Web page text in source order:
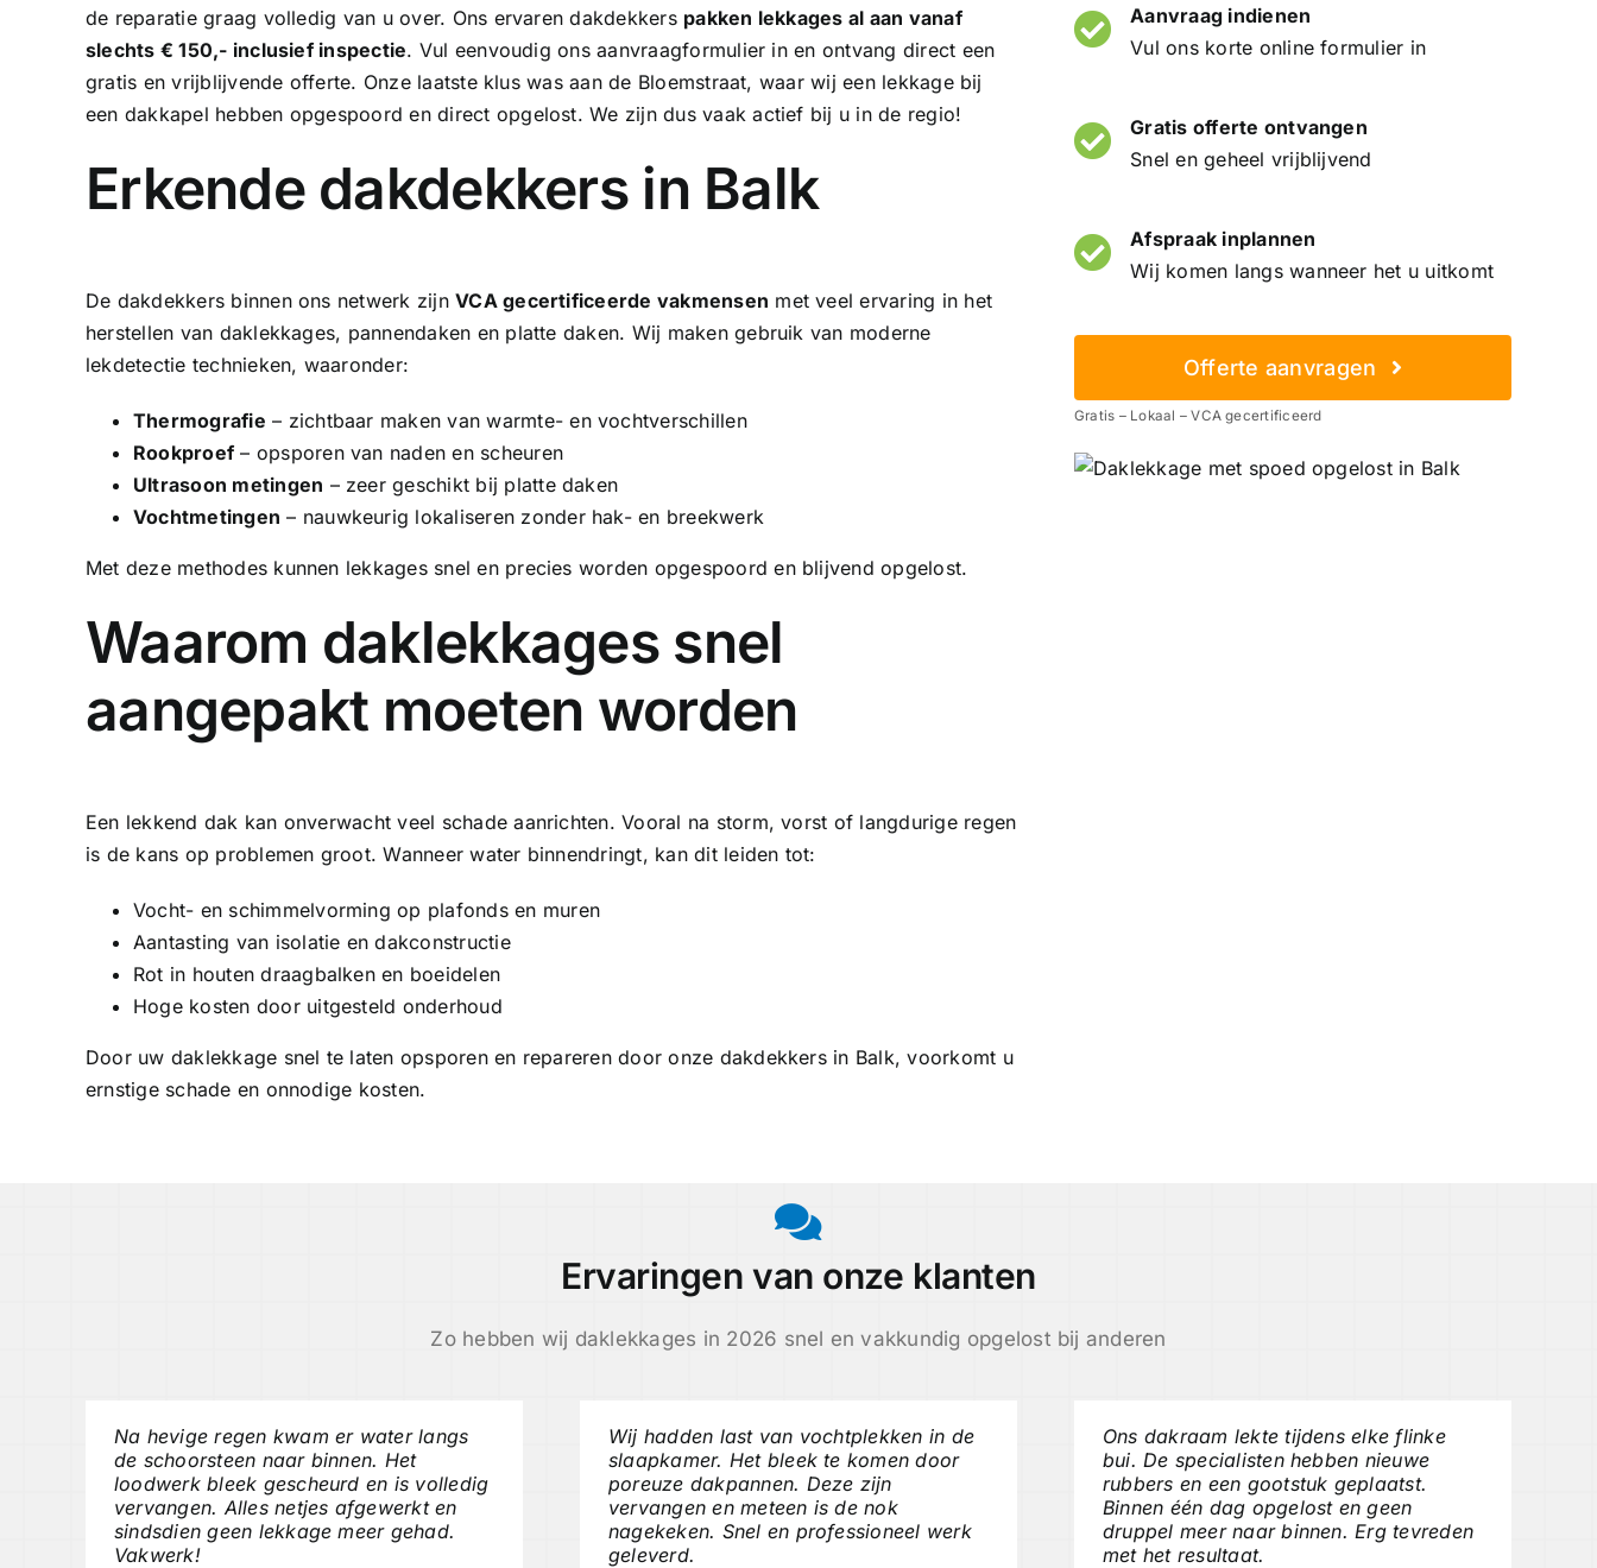
de reparatie graag volledig van u over. Ons ervaren dakdekkers pakken lekkages al aan vanaf
slechts € 150,- inclusief inspectie. Vul eenvoudig ons aanvraagformulier in en ontvang direct een
gratis en vrijblijvende offerte. Onze laatste klus was aan de Bloemstraat, waar wij een lekkage bij
een dakkapel hebben opgespoord en direct opgelost. We zijn dus vaak actief bij u in de regio!
Erkende dakdekkers in Balk
De dakdekkers binnen ons netwerk zijnVCA gecertificeerde vakmensen met veel ervaring in het
herstellen van daklekkages, pannendaken en platte daken. Wij maken gebruik van moderne
lekdetectie technieken, waaronder:
Thermografie – zichtbaar maken van warmte- en vochtverschillen
Rookproef– opsporen van naden en scheuren
Ultrasoon metingen – zeer geschikt bij platte daken
Vochtmetingen – nauwkeurig lokaliseren zonder hak- en breekwerk
Met deze methodes kunnen lekkages snel en precies worden opgespoord en blijvend opgelost.
Waarom daklekkages snel
aangepakt moeten worden
Een lekkend dak kan onverwacht veel schade aanrichten. Vooral na storm, vorst of langdurige regen
is de kans op problemen groot. Wanneer water binnendringt, kan dit leiden tot:
Vocht- en schimmelvorming op plafonds en muren
Aantasting van isolatie en dakconstructie
Rot in houten draagbalken en boeidelen
Hoge kosten door uitgesteld onderhoud
Door uw daklekkage snel te laten opsporen en repareren door onze dakdekkers in Balk, voorkomt u
ernstige schade en onnodige kosten.
Aanvraag indienen
Vul ons korte online formulier in
Gratis offerte ontvangen
Snel en geheel vrijblijvend
Afspraak inplannen
Wij komen langs wanneer het u uitkomt
Offerte aanvragen
Gratis – Lokaal – VCA gecertificeerd
Ervaringen van onze klanten
Zo hebben wij daklekkages in 2026 snel en vakkundig opgelost bij anderen
Na hevige regen kwam er water langs
de schoorsteen naar binnen. Het
loodwerk bleek gescheurd en is volledig
vervangen. Alles netjes afgewerkt en
sindsdien geen lekkage meer gehad.
Vakwerk!
Wij hadden last van vochtplekken in de
slaapkamer. Het bleek te komen door
poreuze dakpannen. Deze zijn
vervangen en meteen is de nok
nagekeken. Snel en professioneel werk
geleverd.
Ons dakraam lekte tijdens elke flinke
bui. De specialisten hebben nieuwe
rubbers en een gootstuk geplaatst.
Binnen één dag opgelost en geen
druppel meer naar binnen. Erg tevreden
met het resultaat.